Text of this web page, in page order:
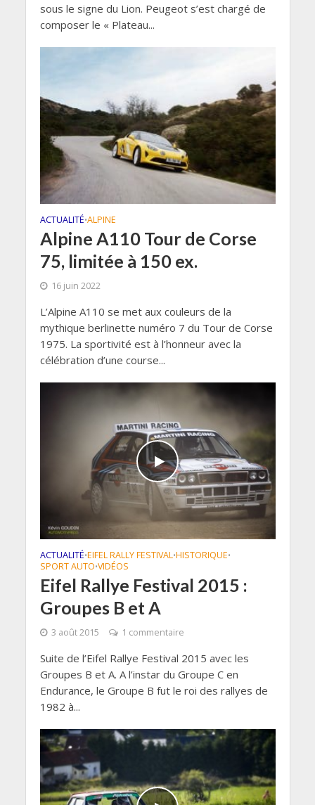
sous le signe du Lion. Peugeot s’est chargé de
composer le « Plateau...
ACTUALITÉ•ALPINE
Alpine A110 Tour de Corse
75, limitée à 150 ex.
16 juin 2022
L’Alpine A110 se met aux couleurs de la
mythique berlinette numéro 7 du Tour de Corse
1975. La sportivité est à l’honneur avec la
célébration d’une course...
ACTUALITÉ•EIFEL RALLY FESTIVAL•HISTORIQUE•
SPORT AUTO•VIDÉOS
Eifel Rallye Festival 2015 :
Groupes B et A
3 août 2015 1 commentaire
Suite de l’Eifel Rallye Festival 2015 avec les
Groupes B et A. A l’instar du Groupe C en
Endurance, le Groupe B fut le roi des rallyes de
1982 à...